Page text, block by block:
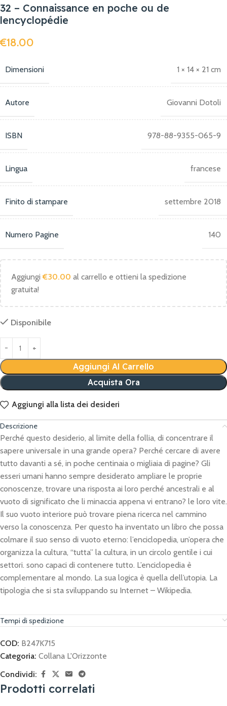
32 – Connaissance en poche ou de
lencyclopédie
€18.00
Dimensioni 1 × 14 × 21 cm
Autore Giovanni Dotoli
ISBN 978-88-9355-065-9
Lingua francese
Finito di stampare settembre 2018
Numero Pagine 140
Aggiungi€30.00 al carrello e ottieni la spedizione
gratuita!
Disponibile
Aggiungi Al Carrello
Acquista Ora
Aggiungi alla lista dei desideri
Descrizione
Perché questo desiderio, al limite della follia, di concentrare il
sapere universale in una grande opera? Perché cercare di avere
tutto davanti a sé, in poche centinaia o migliaia di pagine? Gli
esseri umani hanno sempre desiderato ampliare le proprie
conoscenze, trovare una risposta ai loro perché ancestrali e al
vuoto di significato che li minaccia appena vi entrano? le loro vite.
Il suo vuoto interiore può trovare piena ricerca nel cammino
verso la conoscenza. Per questo ha inventato un libro che possa
colmare il suo senso di vuoto eterno: l’enciclopedia, un’opera che
organizza la cultura, “tutta” la cultura, in un circolo gentile i cui
settori. sono capaci di contenere tutto. L’enciclopedia è
complementare al mondo. La sua logica è quella dell’utopia. La
tipologia che si sta sviluppando su Internet – Wikipedia.
Tempi di spedizione
COD: B247K715
Categoria: Collana L'Orizzonte
Condividi:
Prodotti correlati